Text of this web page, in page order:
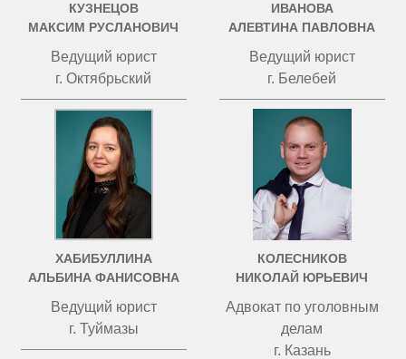
КУЗНЕЦОВ
МАКСИМ РУСЛАНОВИЧ
Ведущий юрист
г. Октябрьский
ИВАНОВА
АЛЕВТИНА ПАВЛОВНА
Ведущий юрист
г. Белебей
ХАБИБУЛЛИНА
АЛЬБИНА ФАНИСОВНА
Ведущий юрист
г. Туймазы
КОЛЕСНИКОВ
НИКОЛАЙ ЮРЬЕВИЧ
Адвокат по уголовным
делам
г. Казань